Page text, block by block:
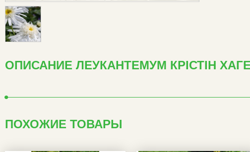
ОПИСАНИЕ ЛЕУКАНТЕМУМ КРІСТІН
ПОХОЖИЕ ТОВАРЫ